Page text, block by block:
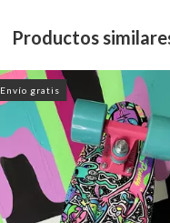
Productos
Envío gratis